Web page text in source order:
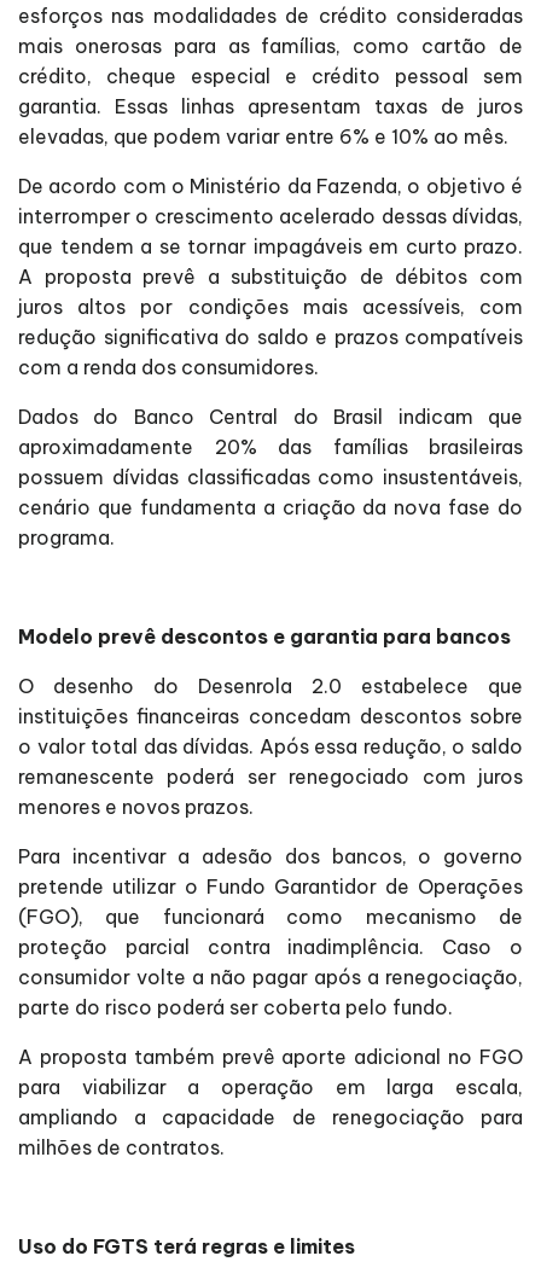
esforços nas modalidades de crédito consideradas
mais onerosas para as famílias, como cartão de
crédito, cheque especial e crédito pessoal sem
garantia. Essas linhas apresentam taxas de juros
elevadas, que podem variar entre 6% e 10% ao mês.
De acordo com o Ministério da Fazenda, o objetivo é
interromper o crescimento acelerado dessas dívidas,
que tendem a se tornar impagáveis em curto prazo.
A proposta prevê a substituição de débitos com
juros altos por condições mais acessíveis, com
redução significativa do saldo e prazos compatíveis
com a renda dos consumidores.
Dados do Banco Central do Brasil indicam que
aproximadamente 20% das famílias brasileiras
possuem dívidas classificadas como insustentáveis,
cenário que fundamenta a criação da nova fase do
programa.
Modelo prevê descontos e garantia para bancos
O desenho do Desenrola 2.0 estabelece que
instituições financeiras concedam descontos sobre
o valor total das dívidas. Após essa redução, o saldo
remanescente poderá ser renegociado com juros
menores e novos prazos.
Para incentivar a adesão dos bancos, o governo
pretende utilizar o Fundo Garantidor de Operações
(FGO), que funcionará como mecanismo de
proteção parcial contra inadimplência. Caso o
consumidor volte a não pagar após a renegociação,
parte do risco poderá ser coberta pelo fundo.
A proposta também prevê aporte adicional no FGO
para viabilizar a operação em larga escala,
ampliando a capacidade de renegociação para
milhões de contratos.
Uso do FGTS terá regras e limites